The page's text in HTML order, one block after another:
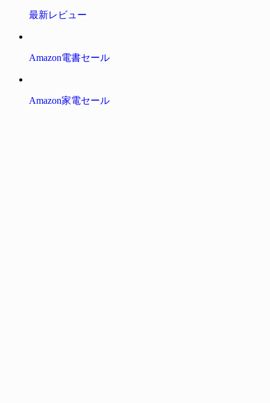
最新レビュー
Amazon電書セール
Amazon家電セール